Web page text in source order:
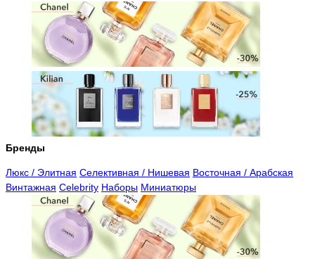
Бренды
Люкс / Элитная Селективная / Нишевая Восточная / Арабская
Винтажная Celebrity Наборы Миниатюры